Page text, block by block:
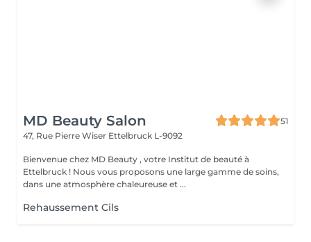
MD Beauty Salon
51
47, Rue Pierre Wiser Ettelbruck L-9092
Bienvenue chez MD Beauty , votre Institut de beauté à
Ettelbruck ! Nous vous proposons une large gamme de soins,
dans une atmosphère chaleureuse et ...
Rehaussement Cils